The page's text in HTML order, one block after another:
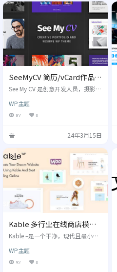
设计师、机械工程师、电气工程
师、机械师、业余爱好者和初创企
业。 和市面上很多三维建模软件…
SeeMyCV 简历/vCard作品展
示网站WordPress主题
See My CV 是创意开发人员，摄影
- 实际上是任何需要创意作品展示的
人，或是一个花哨的 vCard 简历网
站。 See My CV 不仅是简历，简历
集网站（网页设计师，数字艺术
员）来说，它也是一个很棒的个人
主题。 如果您想创建精美的简历、
作品集或简历 - 请参阅我的简历 Wo
rd…
WP主题
87 0
吾 24年3月15日
Kable 多行业在线商店模板
WooCommerce主题
Kable –是一个干净，现代且最小的
题，用于在线商店购物。 它由 WPB
akery Page Builder 提供支持。凭借
最小的设计和对产品的关注，Kable
WP主题
92 0